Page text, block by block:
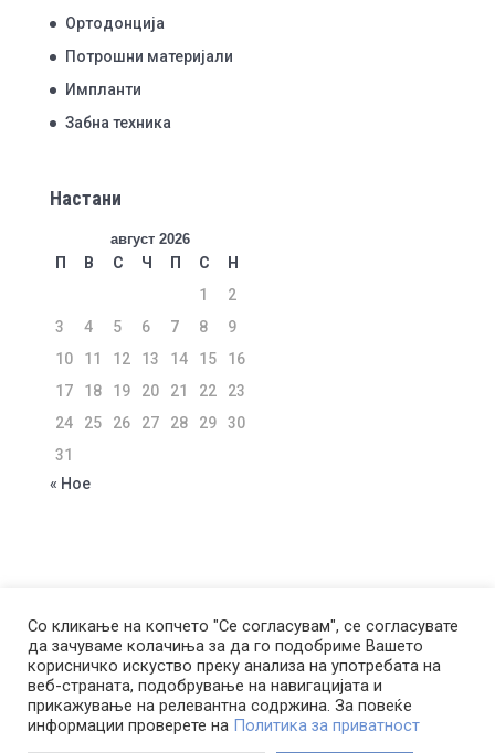
Ортодонција
Потрошни материјали
Импланти
Забна техника
Настани
август 2026
П В С Ч П С
Н
1
2
3
4 5 6 7 8
9
10
11 12 13 14 15
16
17
18 19 20 21 22
23
24
25 26 27 28 29
30
31
« Ное
ЗА КОМПАНИЈАТА
УСЛОВИ ЗА КОРИСТЕЊЕ
ПОЛИТИКА ЗА ПРИВАТНОСТ
ПОЛИТИКА ЗА КОЛАЧИЊА
ПОЛИТИКА ЗА КОРИСТЕЊЕ НА ЛП ЗА ЦЕЛИ НА
ДИРЕКТЕН МАРКЕТИНГ
Со кликање на копчето "Се согласувам", се согласувате
да зачуваме колачиња за да го подобриме Вашето
корисничко искуство преку анализа на употребата на
веб-страната, подобрување на навигацијата и
прикажување на релевантна содржина. За повеќе
информации проверете на Политика за приватност